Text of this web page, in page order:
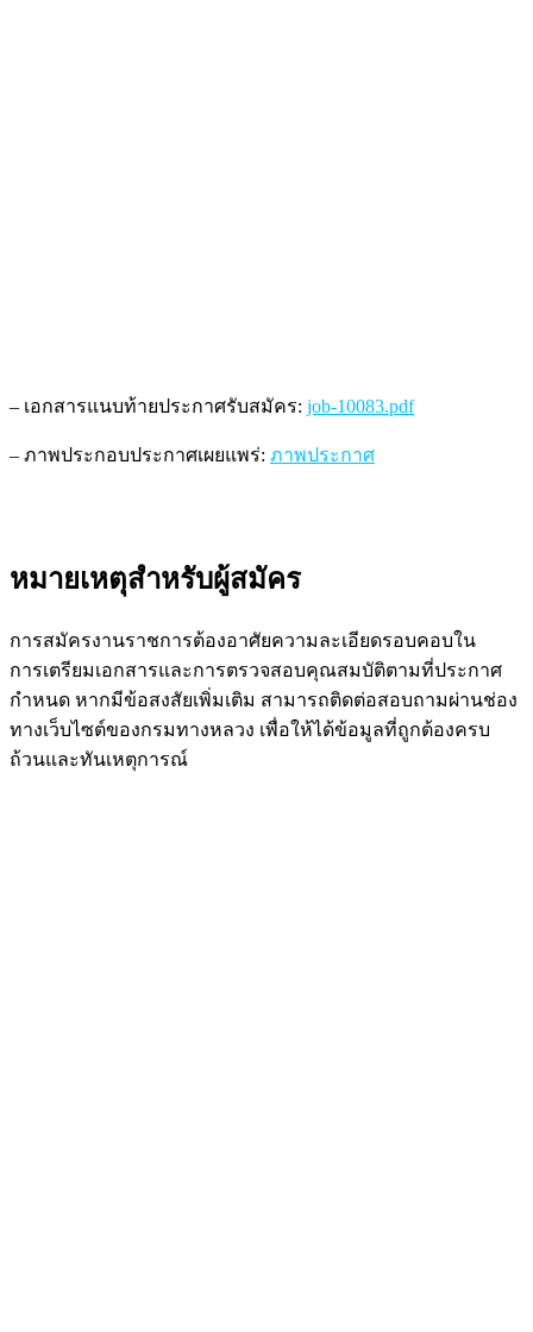
– เอกสารแนบท้ายประกาศรับสมัคร: job-10083.pdf
– ภาพประกอบประกาศเผยแพร่: ภาพประกาศ
หมายเหตุสำหรับผู้สมัคร
การสมัครงานราชการต้องอาศัยความละเอียดรอบคอบใน
การเตรียมเอกสารและการตรวจสอบคุณสมบัติตามที่ประกาศ
กำหนด หากมีข้อสงสัยเพิ่มเติม สามารถติดต่อสอบถามผ่านช่อง
ทางเว็บไซต์ของกรมทางหลวง เพื่อให้ได้ข้อมูลที่ถูกต้องครบ
ถ้วนและทันเหตุการณ์